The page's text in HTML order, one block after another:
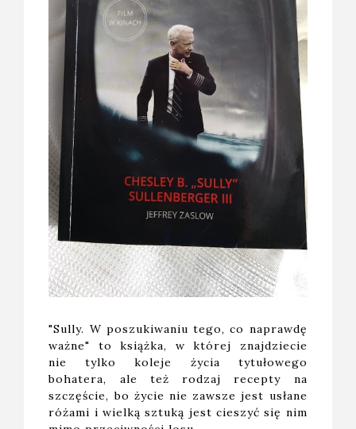
"Sully. W poszukiwaniu tego, co naprawdę
ważne" to książka, w której znajdziecie
nie tylko koleje życia tytułowego
bohatera, ale też rodzaj recepty na
szczęście, bo życie nie zawsze jest usłane
różami i wielką sztuką jest cieszyć się nim